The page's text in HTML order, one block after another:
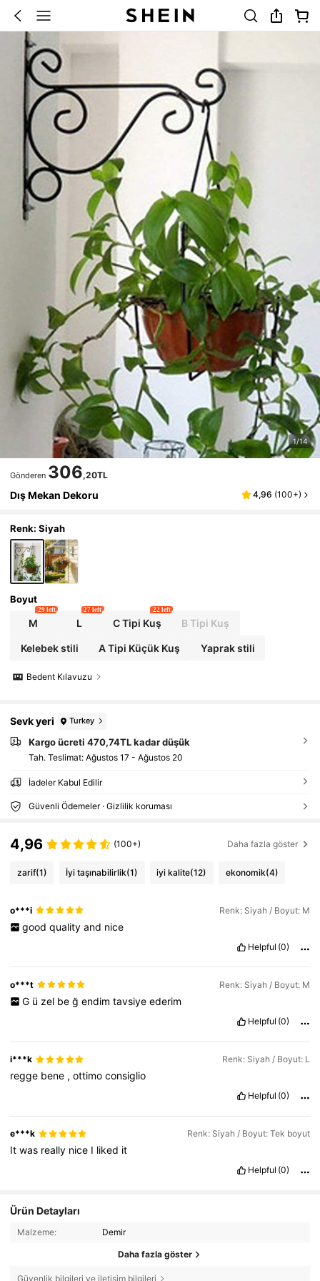
1/14
Gönderen 306,20TL
Dış Mekan Dekoru 4,96 (100+)
Renk: Siyah
Boyut
M
29 left
L
27 left
C Tipi Kuş
22 left
B Tipi Kuş
Kelebek stili A Tipi Küçük Kuş Yaprak stili
Bedent Kılavuzu
Sevk yeri Turkey
Kargo ücreti 470,74TL kadar düşük
Tah. Teslimat: Ağustos 17 - Ağustos 20
İadeler Kabul Edilir
Güvenli Ödemeler · Gizlilik koruması
4,96 (100+) Daha fazla göster
zarif(1) İyi taşınabilirlik(1) iyi kalite(12) ekonomik(4)
o***i Renk: Siyah / Boyut: M
good quality and nice
Helpful (0)
o***t Renk: Siyah / Boyut: M
G ü zel be ğ endim tavsiye ederim
Helpful (0)
i***k Renk: Siyah / Boyut: L
regge bene ,ottimoconsiglio
Helpful (0)
e***k Renk: Siyah / Boyut: Tek boyut
Itwas really nice I liked it
Helpful (0)
Ürün Detayları
Malzeme: Demir
Daha fazla göster
Güvenlik bilgileri ve iletişim bilgileri